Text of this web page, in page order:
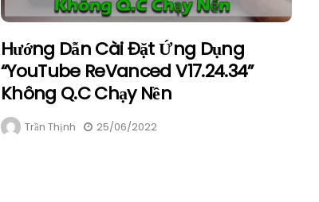
Hướng Dẫn Cài Đặt Ứng Dụng
“YouTube ReVanced V17.24.34”
Không Q.C Chạy Nền
Trần Thịnh 25/06/2022